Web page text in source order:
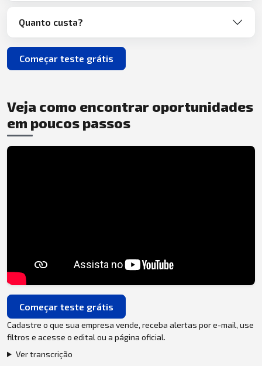
Quanto custa?
Começar teste grátis
Veja como encontrar oportunidades
em poucos passos
Começar teste grátis
Cadastre o que sua empresa vende, receba alertas por e-mail, use
filtros e acesse o edital ou a página oficial.
Ver transcrição